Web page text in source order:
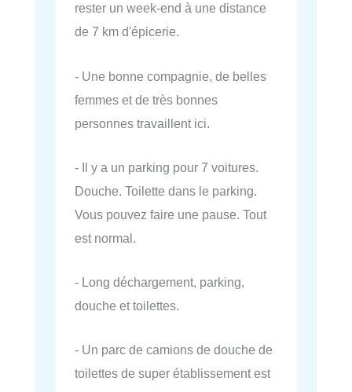
rester un week-end à une distance
de 7 km d'épicerie.
- Une bonne compagnie, de belles
femmes et de très bonnes
personnes travaillent ici.
- Il y a un parking pour 7 voitures.
Douche. Toilette dans le parking.
Vous pouvez faire une pause. Tout
est normal.
- Long déchargement, parking,
douche et toilettes.
- Un parc de camions de douche de
toilettes de super établissement est